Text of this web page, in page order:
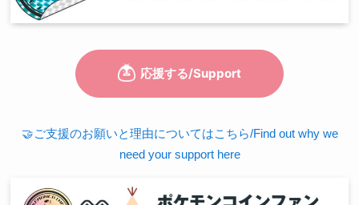
🤝ご支援のお願いと理由についてはこちら/Find out why we
need your support here